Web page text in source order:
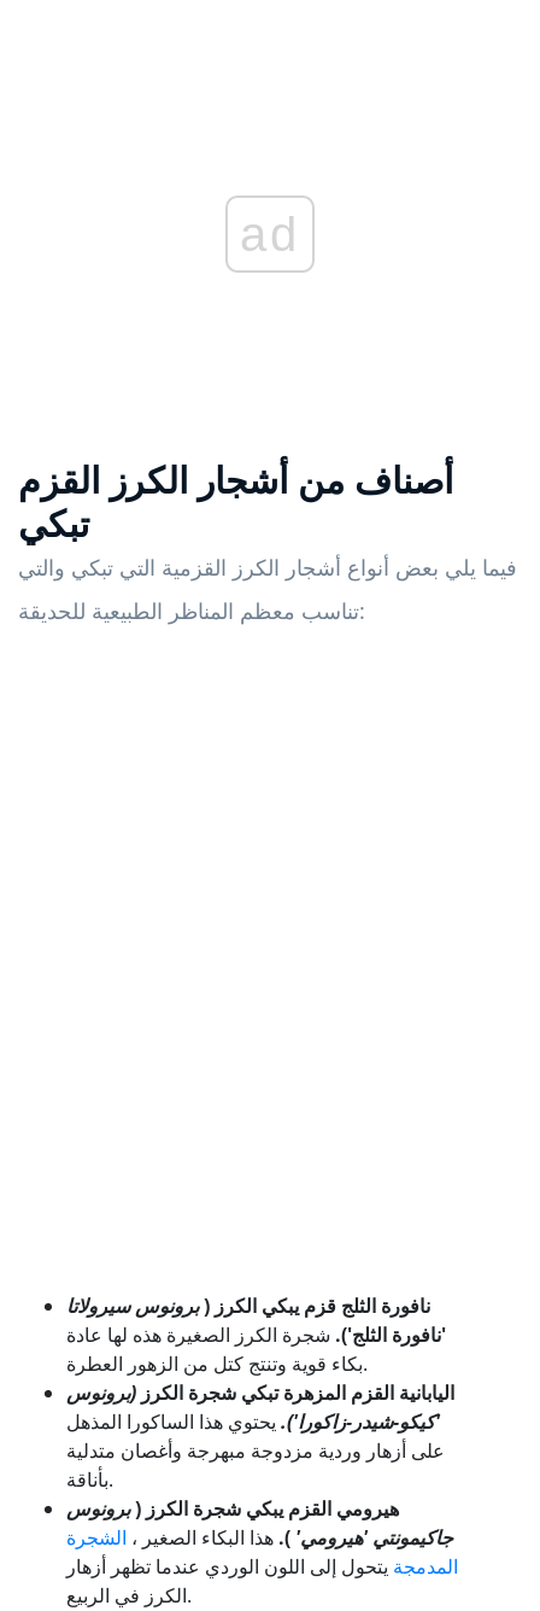
ad
أصناف من أشجار الكرز القزم
تبكي
فيما يلي بعض أنواع أشجار الكرز القزمية التي تبكي والتي
تناسب معظم المناظر الطبيعية للحديقة:
نافورة الثلج قزم يبكي الكرز (برونوس سيرولاتا
'نافورة الثلج'). شجرة الكرز الصغيرة هذه لها عادة
بكاء قوية وتنتج كتل من الزهور العطرة.
اليابانية القزم المزهرة تبكي شجرة الكرز (برونوس
'كيكو-شيدر-زاكورا'). يحتوي هذا الساكورا المذهل
على أزهار وردية مزدوجة مبهرجة وأغصان متدلية
بأناقة.
هيرومي القزم يبكي شجرة الكرز (برونوس
جاكيمونتي 'هيرومي' ). هذا البكاء الصغير ، الشجرة
المدمجة يتحول إلى اللون الوردي عندما تظهر أزهار
الكرز في الربيع.